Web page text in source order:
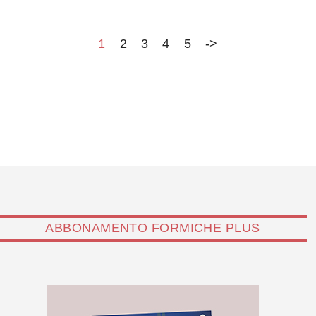
dell’ammiraglio Fabio Caffio
1 2 3 4 5 ->
ABBONAMENTO FORMICHE PLUS